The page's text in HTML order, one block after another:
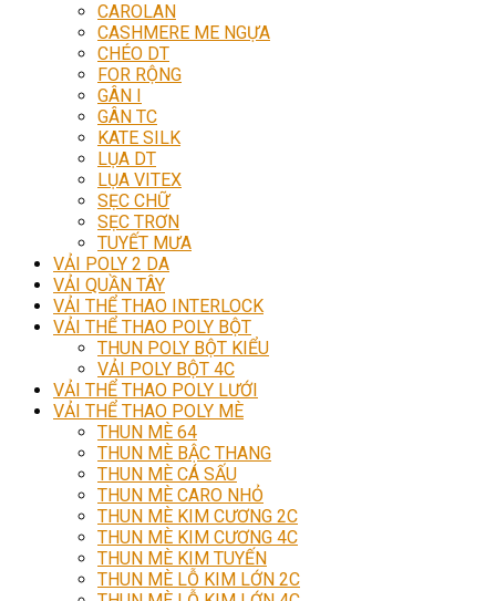
CAROLAN
CASHMERE ME NGỰA
CHÉO DT
FOR RỘNG
GÂN I
GÂN TC
KATE SILK
LỤA DT
LỤA VITEX
SẸC CHỮ
SẸC TRƠN
TUYẾT MƯA
VẢI POLY 2 DA
VẢI QUẦN TÂY
VẢI THỂ THAO INTERLOCK
VẢI THỂ THAO POLY BỘT
THUN POLY BỘT KIỂU
VẢI POLY BỘT 4C
VẢI THỂ THAO POLY LƯỚI
VẢI THỂ THAO POLY MÈ
THUN MÈ 64
THUN MÈ BẬC THANG
THUN MÈ CÁ SẤU
THUN MÈ CARO NHỎ
THUN MÈ KIM CƯƠNG 2C
THUN MÈ KIM CƯƠNG 4C
THUN MÈ KIM TUYẾN
THUN MÈ LỖ KIM LỚN 2C